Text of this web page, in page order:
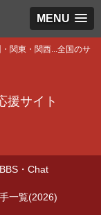
MENU
関東・関西...全国のサ
援サイト
BBS・Chat
一覧(2026)